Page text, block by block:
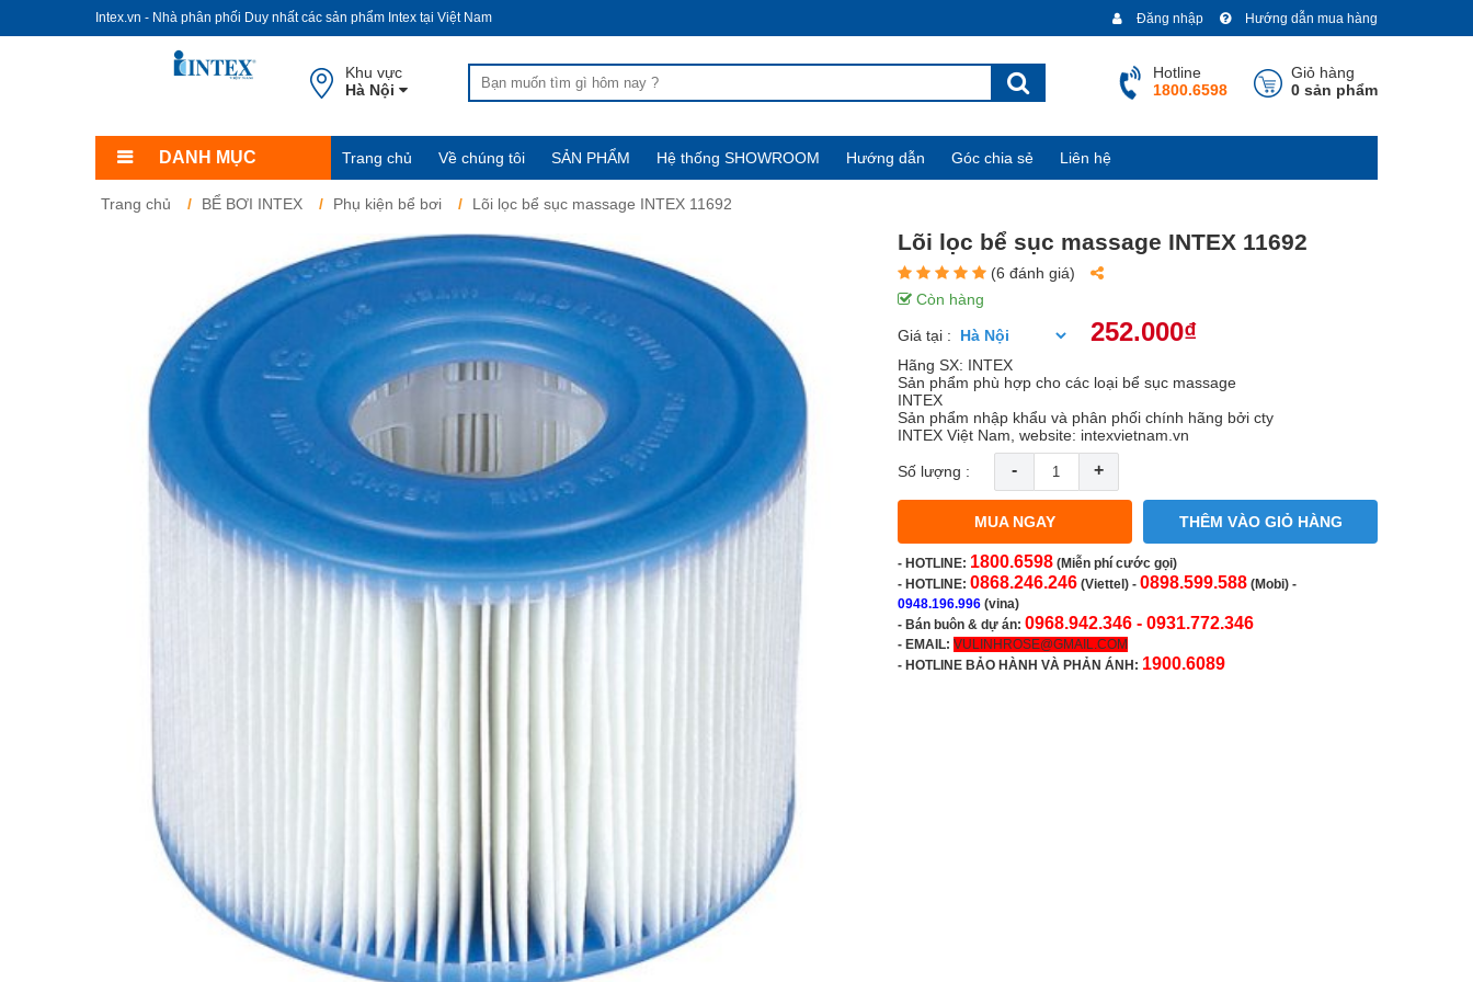
Intex.vn - Nhà phân phối Duy nhất các sản phẩm Intex tại Việt Nam Hướng dẫn mua hàng
Đăng nhập
Khu vực
Hà Nội
Giỏ hàng
0 sản phẩm
Hotline
1800.6598
DANH MỤC Trang chủ Về chúng tôi SẢN PHẨM Hệ thống SHOWROOM Hướng dẫn Góc chia sẻ Liên hệ
Trang chủ BỂ BƠI INTEX Phụ kiện bể bơi Lõi lọc bể sục massage INTEX 11692
Lõi lọc bể sục massage INTEX 11692
(6 đánh giá)
Còn hàng
Giá tại : 252.000₫
Hãng SX: INTEX
Sản phẩm phù hợp cho các loại bể sục massage
INTEX
Sản phẩm nhập khẩu và phân phối chính hãng bởi cty
INTEX Việt Nam, website: intexvietnam.vn
Số lượng : - +
MUA NGAY THÊM VÀO GIỎ HÀNG
- HOTLINE: 1800.6598 (Miễn phí cước gọi)
- HOTLINE: 0868.246.246 (Viettel) - 0898.599.588 (Mobi) -
0948.196.996 (vina)
- Bán buôn & dự án: 0968.942.346 - 0931.772.346
- EMAIL: VULINHROSE@GMAIL.COM
- HOTLINE BẢO HÀNH VÀ PHẢN ÁNH: 1900.6089